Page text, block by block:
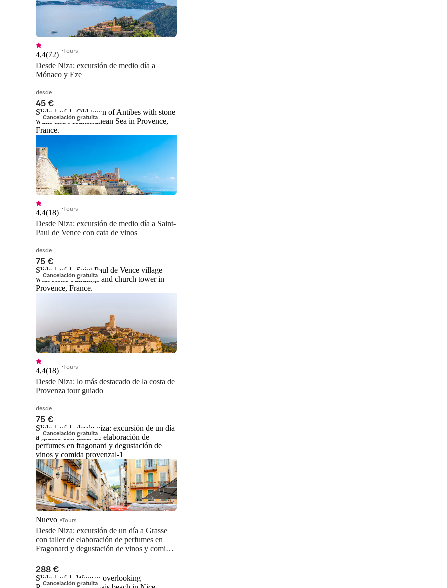
Desde Niza: excursión de medio día a
Mónaco y Eze
4,4(72) Tours
desde
45 €
Cancelación gratuita
Slide 1 of 1, Old town of Antibes with stone
walls and Mediterranean Sea in Provence,
France.
Desde Niza: excursión de medio día a Saint-
Paul de Vence con cata de vinos
4,4(18) Tours
desde
75 €
Cancelación gratuita
Slide 1 of 1, Saint Paul de Vence village
with stone buildings and church tower in
Provence, France.
Desde Niza: lo más destacado de la costa de
Provenza tour guiado
4,4(18) Tours
desde
75 €
Cancelación gratuita
Slide 1 of 1, desde niza: excursión de un día
a grasse con taller de elaboración de
perfumes en fragonard y degustación de
vinos y comida provenzal-1
Desde Niza: excursión de un día a Grasse
con taller de elaboración de perfumes en
Fragonard y degustación de vinos y comida
Nuevo Tours
288 €
Cancelación gratuita
Slide 1 of 1, Woman overlooking